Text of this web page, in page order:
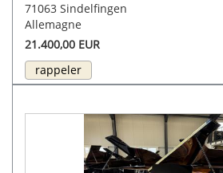
71063 Sindelfingen
Allemagne
21.400,00 EUR
rappeler